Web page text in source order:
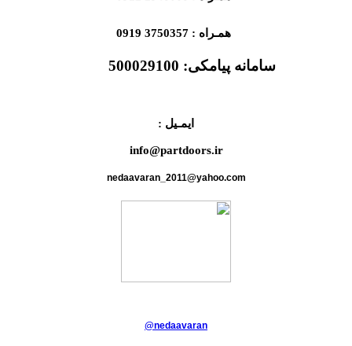
همـراه : 3750357 0919
سامانه پیامکی: 500029100
ایمـیل :
info@partdoors.ir
nedaavaran_2011@yahoo.com
@nedaavaran